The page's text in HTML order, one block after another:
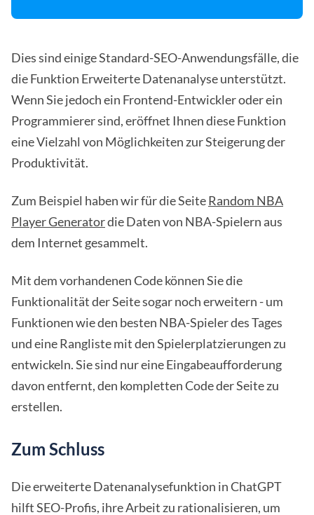
Dies sind einige Standard-SEO-Anwendungsfälle, die
die Funktion Erweiterte Datenanalyse unterstützt.
Wenn Sie jedoch ein Frontend-Entwickler oder ein
Programmierer sind, eröffnet Ihnen diese Funktion
eine Vielzahl von Möglichkeiten zur Steigerung der
Produktivität.
Zum Beispiel haben wir für die SeiteRandom NBA
Player Generatordie Daten von NBA-Spielern aus
dem Internet gesammelt.
Mit dem vorhandenen Code können Sie die
Funktionalität der Seite sogar noch erweitern - um
Funktionen wie den besten NBA-Spieler des Tages
und eine Rangliste mit den Spielerplatzierungen zu
entwickeln. Sie sind nur eine Eingabeaufforderung
davon entfernt, den kompletten Code der Seite zu
erstellen.
Zum Schluss
Die erweiterte Datenanalysefunktion in ChatGPT
hilft SEO-Profis, ihre Arbeit zu rationalisieren, um